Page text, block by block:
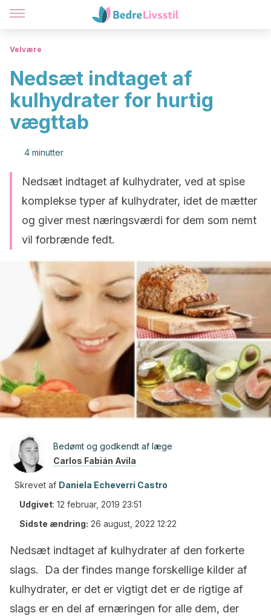
Velvære
Nedsæt indtaget af
kulhydrater for hurtig
vægttab
4 minutter
Nedsæt indtaget af kulhydrater, ved at spise
komplekse typer af kulhydrater, idet de mætter
og giver mest næringsværdi for dem som nemt
vil forbrænde fedt.
Bedømt og godkendt af læge
Carlos Fabián Avila
Skrevet af Daniela Echeverri Castro
Udgivet: 12 februar, 2019 23:51
Sidste ændring: 26 august, 2022 12:22
Nedsæt indtaget af kulhydrater af den forkerte
slags. Da der findes mange forskellige kilder af
kulhydrater, er det er vigtigt det er de rigtige af
slags er en del af ernæringen for alle dem, der